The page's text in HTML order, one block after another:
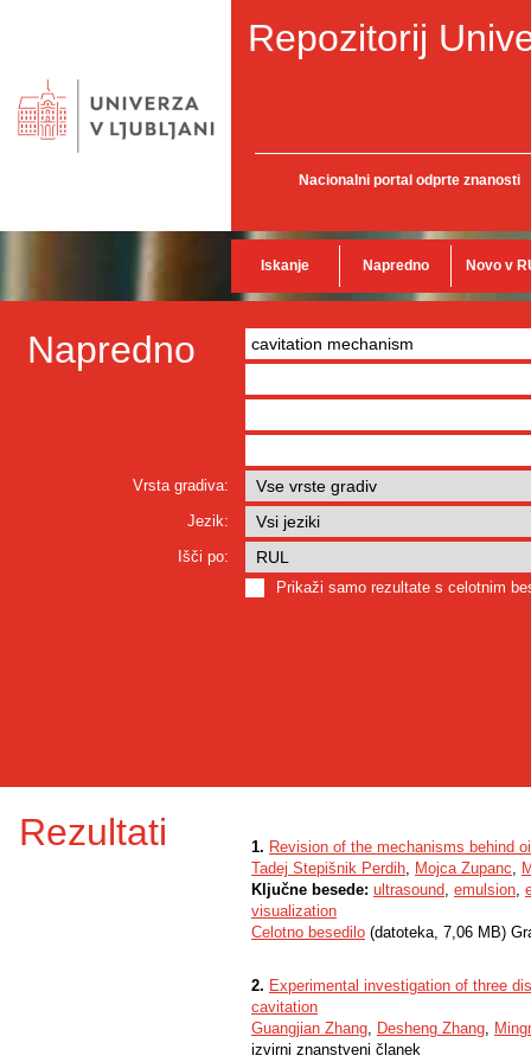
Repozitorij
Nacionalni portal odprte znanosti
Iskanje Napredno Novo v
Napredno
Vrsta gradiva:
Jezik:
Išči po:
Prikaži samo rezultate s celotnim
Rezultati 1. Revision of the mechanisms behind
Tadej Stepišnik Perdih, Mojca Zupanc,
Ključne besede: ultrasound, emulsion,
visualization
Celotno besedilo (datoteka, 7,06 MB)
2. Experimental investigation of three
cavitation
Guangjian Zhang, Desheng Zhang,
izvirni znanstveni članek